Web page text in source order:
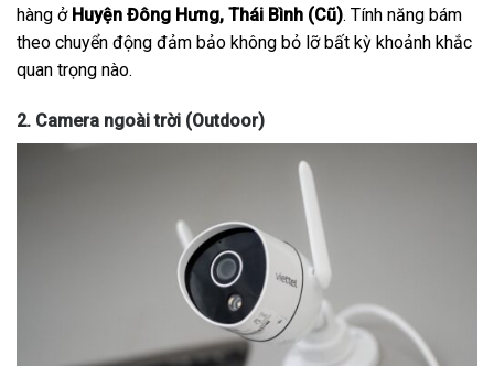
hàng ở Huyện Đông Hưng, Thái Bình (Cũ). Tính năng bám
theo chuyển động đảm bảo không bỏ lỡ bất kỳ khoảnh khắc
quan trọng nào.
2. Camera ngoài trời (Outdoor)